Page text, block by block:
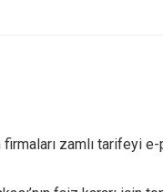
firmaları zamlı tarifeyi